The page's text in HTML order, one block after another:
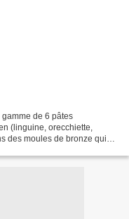
de 6 pâtes
(linguine, orecchiette,
des moules de bronze qui